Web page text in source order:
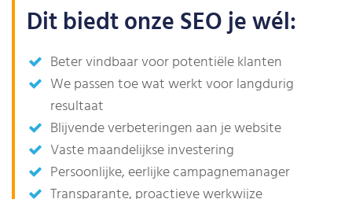
Dit biedt onze SEO je wél:
Beter vindbaar voor potentiële klanten
We passen toe wat werkt voor langdurig
resultaat
Blijvende verbeteringen aan je website
Vaste maandelijkse investering
Persoonlijke, eerlijke campagnemanager